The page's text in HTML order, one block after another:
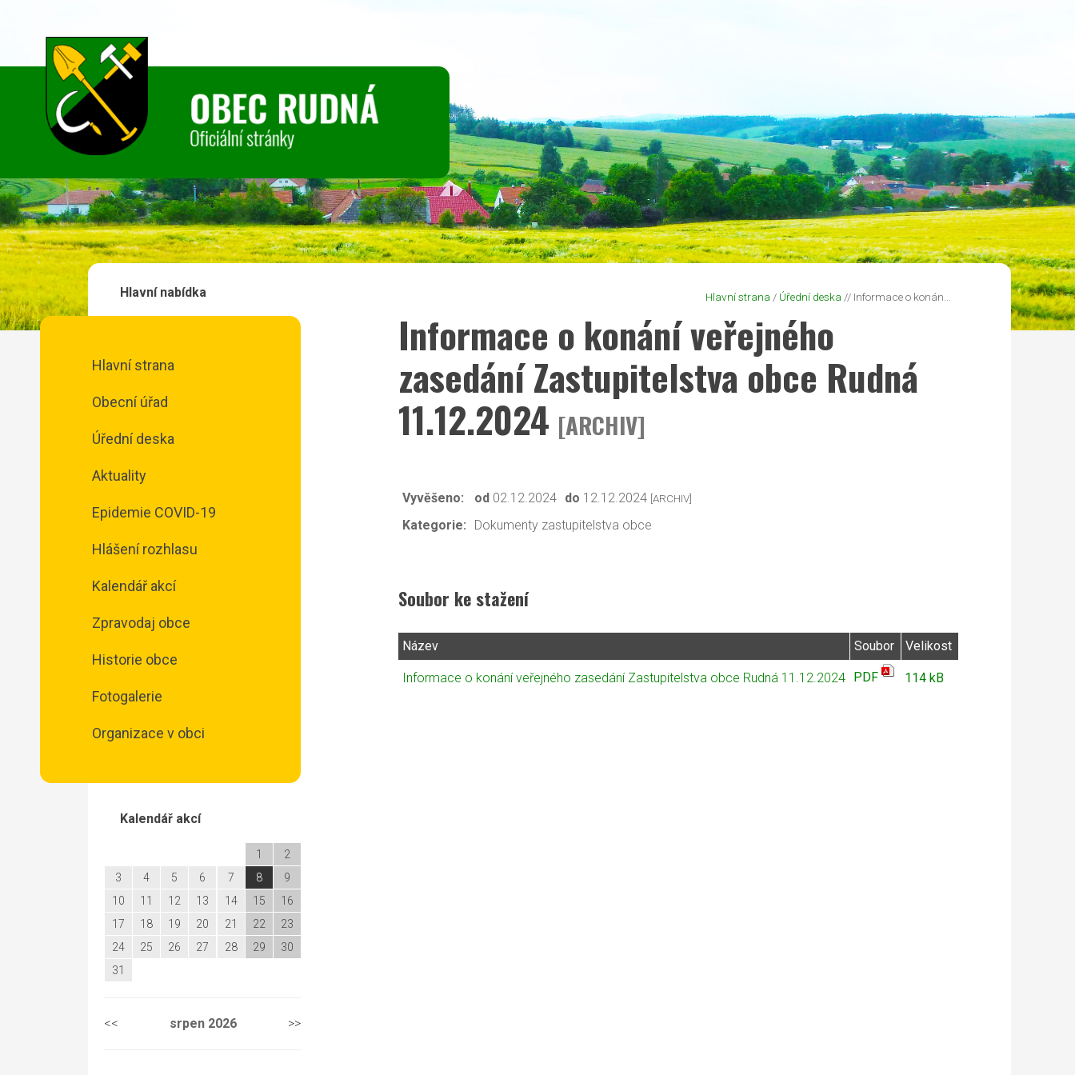
Hlavní nabídka
Hlavní strana
Obecní úřad
Úřední deska
Aktuality
Epidemie COVID-19
Hlášení rozhlasu
Kalendář akcí
Zpravodaj obce
Historie obce
Fotogalerie
Organizace v obci
Kalendář akcí
1
2
3
4 5 6 7 8
9
10
11 12 13 14 15
16
17
18 19 20 21 22
23
24
25 26 27 28 29
30
31
<< srpen 2026 >>
Hlavní strana / Úřední deska // Informace o konán...
Informace o konání veřejného
zasedání Zastupitelstva obce Rudná
11.12.2024 [ARCHIV]
Vyvěšeno: od 02.12.2024 do 12.12.2024 [ARCHIV]
Kategorie: Dokumenty zastupitelstva obce
Soubor ke stažení
Název Soubor Velikost
Informace o konání veřejného zasedání Zastupitelstva obce Rudná 11.12.2024 PDF 114 kB